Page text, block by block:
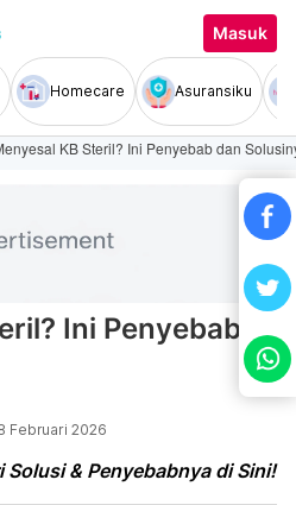
Masuk
Homecare Asuransiku
KB Steril? Ini Penyebab dan
Ini Penyebab
Februari 2026
Solusi & Penyebabnya di Sini!